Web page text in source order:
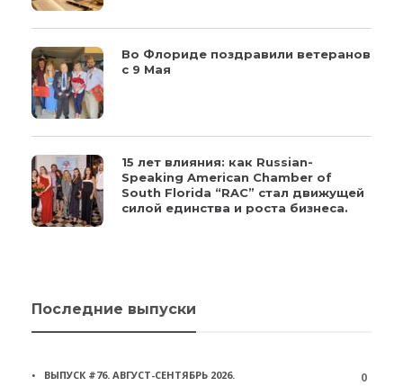
Во Флориде поздравили ветеранов
с 9 Мая
15 лет влияния: как Russian-
Speaking American Chamber of
South Florida “RAC” стал движущей
силой единства и роста бизнеса.
Последние выпуски
ВЫПУСК #76. АВГУСТ-СЕНТЯБРЬ 2026. 0